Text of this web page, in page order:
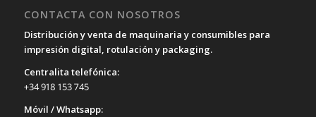
CONTACTA CON NOSOTROS
Distribución y venta de maquinaria y consumibles para
impresión digital, rotulación y packaging.
Centralita telefónica:
+34 918 153 745
Móvil / Whatsapp: